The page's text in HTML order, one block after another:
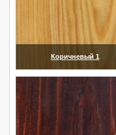
Коричневый 1